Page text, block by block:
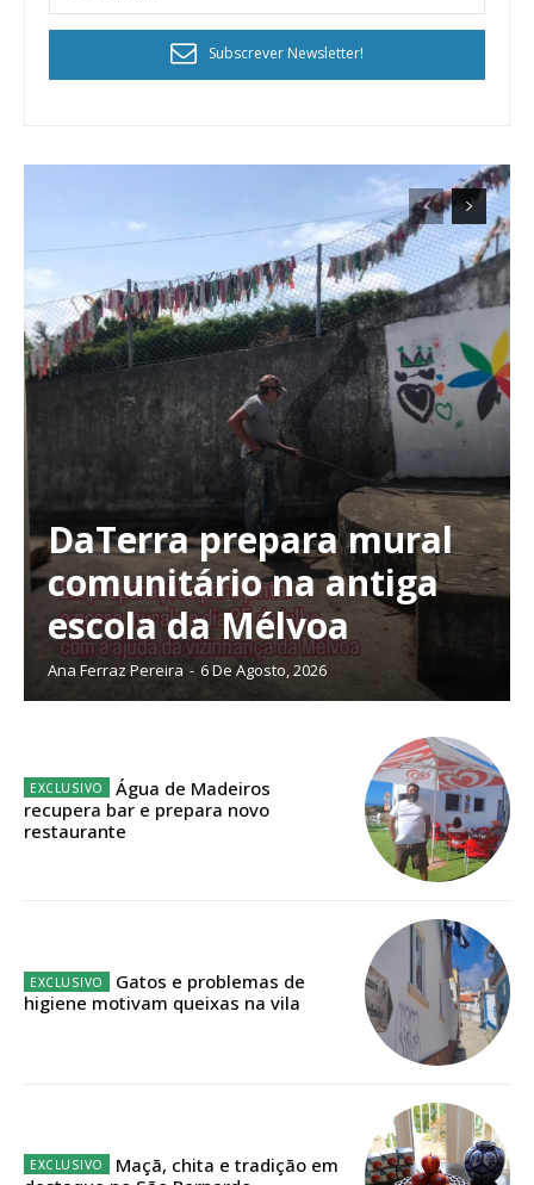
Planos de Assinatura
Faça-se assinante do Região de Cister e ajude-nos a manter este serviço
Sendo assinante terá acesso a todos os conteúdos exclusivos e versões
Escolha o plano de assinatura desejado:
ASSINATURA
Subscrever Newsletter!
DaTerra prepara mural
comunitário na antiga
escola da Mélvoa
Ana Ferraz Pereira - 6 De Agosto, 2026
Água de Madeiros
recupera bar e prepara novo
restaurante
Gatos e problemas de
higiene motivam queixas na vila
Maçã, chita e tradição em